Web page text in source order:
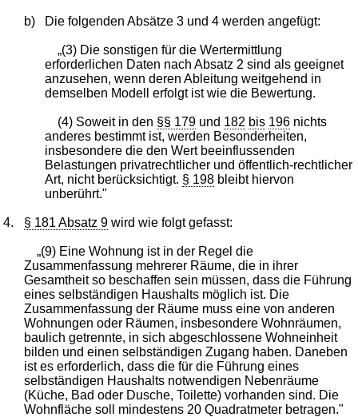
b) Die folgenden Absätze 3 und 4 werden angefügt:
„(3) Die sonstigen für die Wertermittlung
erforderlichen Daten nach Absatz 2 sind als geeignet
anzusehen, wenn deren Ableitung weitgehend in
demselben Modell erfolgt ist wie die Bewertung.
(4) Soweit in den §§ 179und 182 bis 196nichts
anderes bestimmt ist, werden Besonderheiten,
insbesondere die den Wert beeinflussenden
Belastungen privatrechtlicher und öffentlich-rechtlicher
Art, nicht berücksichtigt. § 198bleibt hiervon
unberührt."
4. § 181 Absatz 9 wird wie folgt gefasst:
„(9) Eine Wohnung ist in der Regel die
Zusammenfassung mehrerer Räume, die in ihrer
Gesamtheit so beschaffen sein müssen, dass die Führung
eines selbständigen Haushalts möglich ist. Die
Zusammenfassung der Räume muss eine von anderen
Wohnungen oder Räumen, insbesondere Wohnräumen,
baulich getrennte, in sich abgeschlossene Wohneinheit
bilden und einen selbständigen Zugang haben. Daneben
ist es erforderlich, dass die für die Führung eines
selbständigen Haushalts notwendigen Nebenräume
(Küche, Bad oder Dusche, Toilette) vorhanden sind. Die
Wohnfläche soll mindestens 20 Quadratmeter betragen."